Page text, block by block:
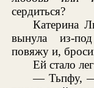
сердиться?
Катерина
вынула из-
повяжу и,
Ей стало
— Тьпфу, —